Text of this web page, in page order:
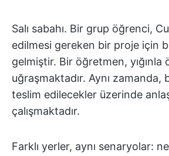
Salı sabahı. Bir grup öğrenci,
edilmesi gereken bir proje için
gelmiştir. Bir öğretmen, yığınla
uğraşmaktadır. Aynı zamanda,
teslim edilecekler üzerinde
çalışmaktadır.
Farklı yerler, aynı senaryolar: